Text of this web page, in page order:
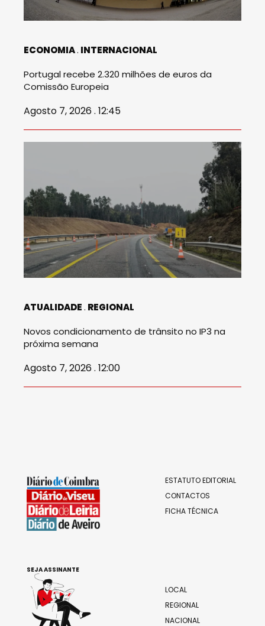
ECONOMIA INTERNACIONAL
Portugal recebe 2.320 milhões de euros da
Comissão Europeia
Agosto 7, 2026 . 12:45
ATUALIDADE REGIONAL
Novos condicionamento de trânsito no IP3 na
próxima semana
Agosto 7, 2026 . 12:00
ESTATUTO EDITORIAL
CONTACTOS
FICHA TÉCNICA
LOCAL
REGIONAL
NACIONAL
SEJA ASSINANTE